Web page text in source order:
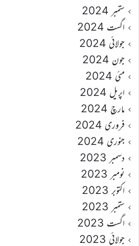
ستمبر 2024
اگست 2024
جولائی 2024
جون 2024
مئی 2024
اپریل 2024
مارچ 2024
فروری 2024
جنوری 2024
دسمبر 2023
نومبر 2023
اکتوبر 2023
ستمبر 2023
اگست 2023
جولائی 2023